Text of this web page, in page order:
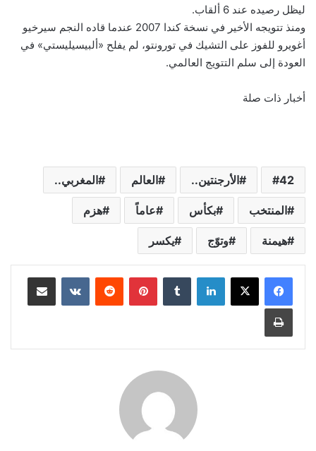
ليظل رصيده عند 6 ألقاب.
ومنذ تتويجه الأخير في نسخة كندا 2007 عندما قاده النجم سيرخيو
أغويرو للفوز على التشيك في تورونتو، لم يفلح «ألبيسيليستي» في
العودة إلى سلم التتويج العالمي.
أخبار ذات صلة
42 الأرجنتين.. العالم المغربي..
المنتخب بكأس عاماً هزم
هيمنة وتوّج يكسر
لينكدإن بينتيريست